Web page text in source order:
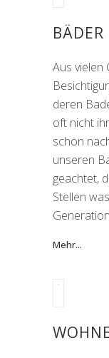
BÄDER
Aus vielen
deren
oft nicht
schon
unseren
geachtet,
Stellen
Mehr...